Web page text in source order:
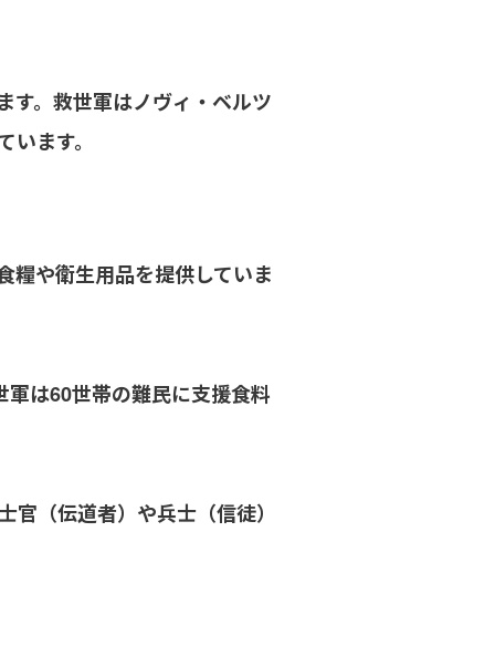
す。救世軍はノヴィ・ベルツ
ます。
糧や衛生用品を提供していま
は60世帯の難民に支援食料
（伝道者）や兵士（信徒）